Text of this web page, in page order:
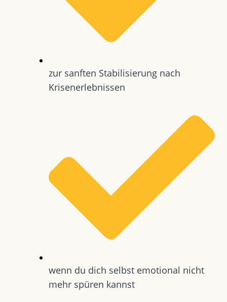
zur sanften Stabilisierung nach
Krisenerlebnissen
wenn du dich selbst emotional nicht
mehr spüren kannst